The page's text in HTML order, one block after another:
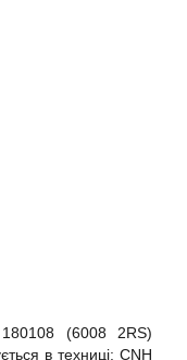
180108 (6008 2RS)
в техниці: CNH